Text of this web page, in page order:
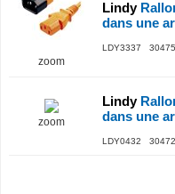
zoom
Lindy
dans une
LDY3337 30475
zoom
Lindy
dans une
LDY0432 30472